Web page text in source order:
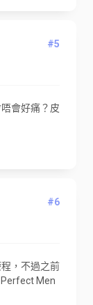
#5
會好痛？皮
#6
，不過之前
Men